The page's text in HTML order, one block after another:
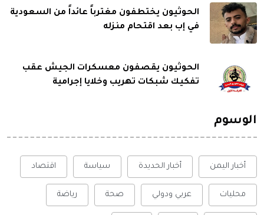
الحوثيون يختطفون مغترباً عائداً من السعودية
في إب بعد اقتحام منزله
الحوثيون يقصفون معسكرات الجيش عقب
تفكيك شبكات تهريب وخلايا إجرامية
الوسوم
أخبار اليمن أخبار الحديدة سياسة اقتصاد
محليات عربي ودولي صحة رياضة